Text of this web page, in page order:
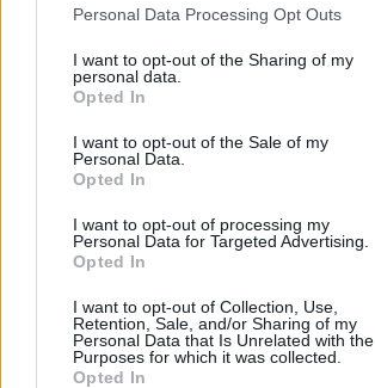
Personal Data Processing Opt Outs
I want to opt-out of the Sharing of my
personal data.
Opted In
I want to opt-out of the Sale of my
Personal Data.
Opted In
I want to opt-out of processing my
Personal Data for Targeted Advertising.
Opted In
I want to opt-out of Collection, Use,
Retention, Sale, and/or Sharing of my
Personal Data that Is Unrelated with the
Purposes for which it was collected.
Opted In
Τόλης Λελεκίδης